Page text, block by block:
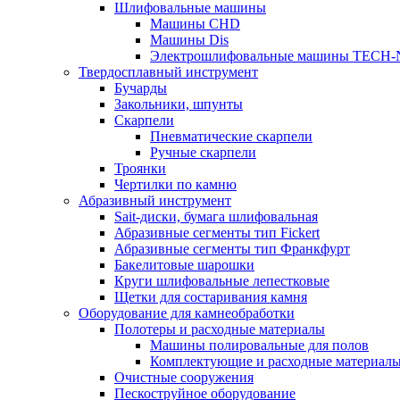
Шлифовальные машины
Машины CHD
Машины Dis
Электрошлифовальные машины TECH-
Твердосплавный инструмент
Бучарды
Закольники, шпунты
Скарпели
Пневматические скарпели
Ручные скарпели
Троянки
Чертилки по камню
Абразивный инструмент
Sait-диски, бумага шлифовальная
Абразивные сегменты тип Fickert
Абразивные сегменты тип Франкфурт
Бакелитовые шарошки
Круги шлифовальные лепестковые
Щетки для состаривания камня
Оборудование для камнеобработки
Полотеры и расходные материалы
Машины полировальные для полов
Комплектующие и расходные
Очистные сооружения
Пескоструйное оборудование